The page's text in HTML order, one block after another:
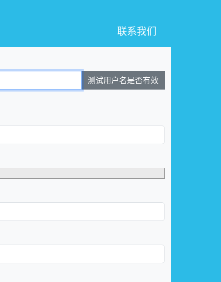
联系我们
测试用户名是否有效